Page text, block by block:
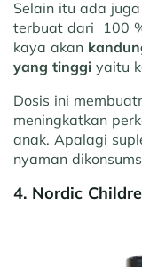
Selain itu ada juga
terbuat dari 100
kaya akan
yang tinggi yaitu
Dosis ini
meningkatkan
anak. Apalagi
nyaman
4. Nordic